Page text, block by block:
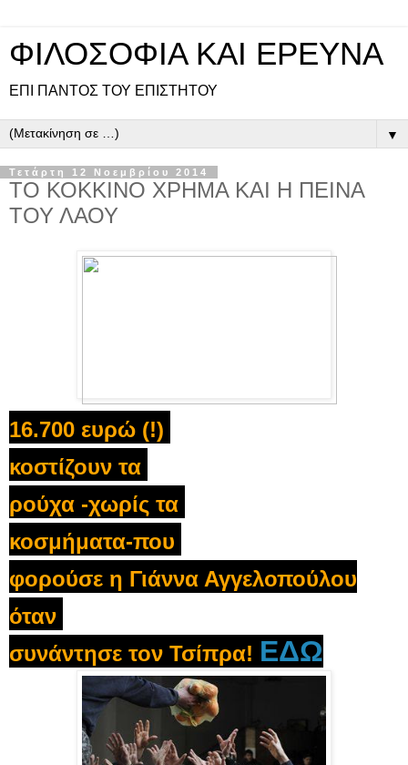
ΦΙΛΟΣΟΦΙΑ ΚΑΙ ΕΡΕΥΝΑ
ΕΠΙ ΠΑΝΤOΣ ΤΟΥ ΕΠΙΣΤΗΤΟΥ
▼
Τετάρτη 12 Νοεμβρίου 2014
ΤΟ ΚΟΚΚΙΝΟ ΧΡΗΜΑ ΚΑΙ Η ΠΕΙΝΑ
ΤΟΥ ΛΑΟΥ
16.700 ευρώ (!)
κοστίζουν τα
ρούχα -χωρίς τα
κοσμήματα-που
φορούσε η Γιάννα Αγγελοπούλου
όταν
συνάντησε τον Τσίπρα! ΕΔΩ